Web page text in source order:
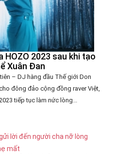
HOZO 2023 sau khi tạo
Xuân Đan
– DJ hàng đầu Thế giới Don
đông đảo cộng đồng raver Việt,
tiếp tục làm nức lòng...